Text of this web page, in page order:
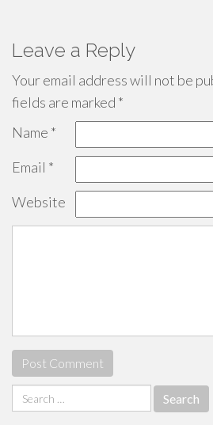
Leave a Reply
Your email address will not be
fields are marked *
Name *
Email *
Website
Search
for: